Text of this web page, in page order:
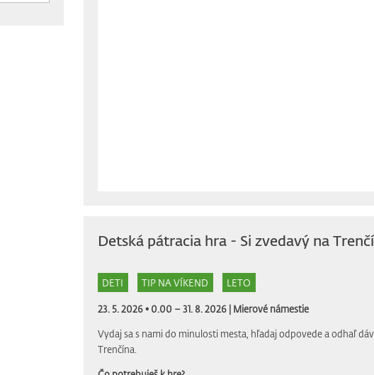
Detská pátracia hra - Si zvedavý na
DETI TIP NA VÍKEND LETO
23. 5. 2026 • 0.00 – 31. 8. 2026 | Mierové námestie
Vydaj sa s nami do minulosti mesta, hľadaj odpovede a odhaľ
Trenčína.